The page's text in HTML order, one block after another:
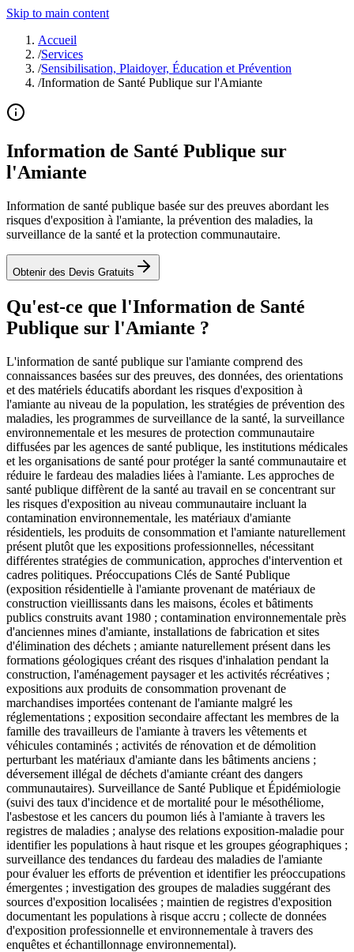
Skip to main content
Accueil
/Services
/Sensibilisation, Plaidoyer, Éducation et Prévention
/Information de Santé Publique sur l'Amiante
Information de Santé Publique sur
l'Amiante
Information de santé publique basée sur des preuves abordant les
risques d'exposition à l'amiante, la prévention des maladies, la
surveillance de la santé et la protection communautaire.
Obtenir des Devis Gratuits
Qu'est-ce que l'Information de Santé
Publique sur l'Amiante ?
L'information de santé publique sur l'amiante comprend des
connaissances basées sur des preuves, des données, des orientations
et des matériels éducatifs abordant les risques d'exposition à
l'amiante au niveau de la population, les stratégies de prévention des
maladies, les programmes de surveillance de la santé, la surveillance
environnementale et les mesures de protection communautaire
diffusées par les agences de santé publique, les institutions médicales
et les organisations de santé pour protéger la santé communautaire et
réduire le fardeau des maladies liées à l'amiante. Les approches de
santé publique diffèrent de la santé au travail en se concentrant sur
les risques d'exposition au niveau communautaire incluant la
contamination environnementale, les matériaux d'amiante
résidentiels, les produits de consommation et l'amiante naturellement
présent plutôt que les expositions professionnelles, nécessitant
différentes stratégies de communication, approches d'intervention et
cadres politiques. Préoccupations Clés de Santé Publique
(exposition résidentielle à l'amiante provenant de matériaux de
construction vieillissants dans les maisons, écoles et bâtiments
publics construits avant 1980 ; contamination environnementale près
d'anciennes mines d'amiante, installations de fabrication et sites
d'élimination des déchets ; amiante naturellement présent dans les
formations géologiques créant des risques d'inhalation pendant la
construction, l'aménagement paysager et les activités récréatives ;
expositions aux produits de consommation provenant de
marchandises importées contenant de l'amiante malgré les
réglementations ; exposition secondaire affectant les membres de la
famille des travailleurs de l'amiante à travers les vêtements et
véhicules contaminés ; activités de rénovation et de démolition
perturbant les matériaux d'amiante dans les bâtiments anciens ;
déversement illégal de déchets d'amiante créant des dangers
communautaires). Surveillance de Santé Publique et Épidémiologie
(suivi des taux d'incidence et de mortalité pour le mésothéliome,
l'asbestose et les cancers du poumon liés à l'amiante à travers les
registres de maladies ; analyse des relations exposition-maladie pour
identifier les populations à haut risque et les groupes géographiques ;
surveillance des tendances du fardeau des maladies de l'amiante
pour évaluer les efforts de prévention et identifier les préoccupations
émergentes ; investigation des groupes de maladies suggérant des
sources d'exposition localisées ; maintien de registres d'exposition
documentant les populations à risque accru ; collecte de données
d'exposition professionnelle et environnementale à travers des
enquêtes et échantillonnage environnemental).